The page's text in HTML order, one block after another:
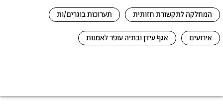
המחלקה לתקשורת חזותית תערוכות בוגרים/ות
אירועים אגף עידן ובתיה עופר לאמנות